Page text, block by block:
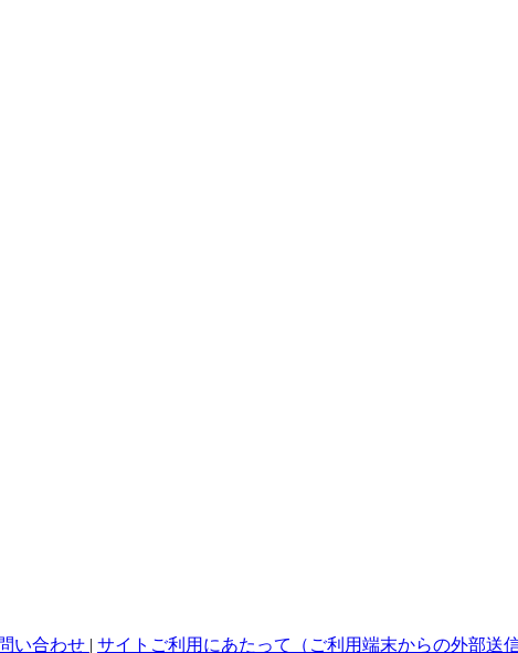
い合わせ | サイトご利用にあたって（ご利用端末からの外部送